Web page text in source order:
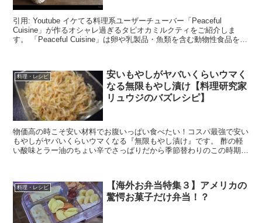
引用: Youtube イケてる料理系ユーザーチューバー「Peaceful
Cuisine」が作るオシャレ過ぎるタピオカミルクティをご紹介しま
す。 「Peaceful Cuisine」は卵や乳製品・魚類を含む動物性食品を食
料理・レシピ
安いもやしがヤバいくらいウマく
なる無限もやし漬け【料理研究家
リュウジのバズレシピ】
物価高の時こそ安い材料でお腹いっぱい食べたい！コスパ最強で安い
もやしがヤバいくらいウマくなる『無限もやし漬け』です。 酢の軽
い酸味とラー油のちょい辛でさっぱりだから季節替わりのこの時期で
料理・レシピ
【海外お弁当特集３】アメリカの
驚愕お菓子だけ弁当！？